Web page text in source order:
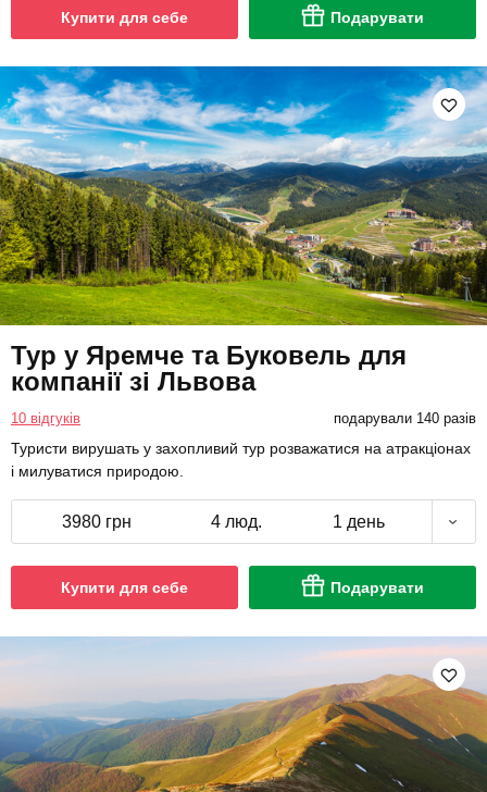
Купити для себе Подарувати
Тур у Яремче та Буковель для
компанії зі Львова
10 відгуків подарували 140 разів
Туристи вирушать у захопливий тур розважатися на атракціонах
і милуватися природою.
3980 грн 4 люд. 1 день
Купити для себе Подарувати